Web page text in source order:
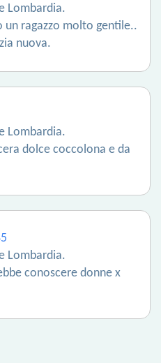
Lombardia.
un ragazzo molto gentile..
nuova.
Lombardia.
dolce coccolona e da
Lombardia.
conoscere donne x